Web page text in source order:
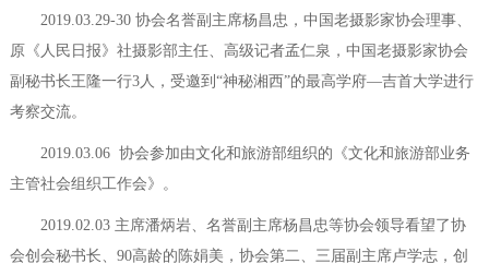
2019.03.29-30 协会名誉副主席杨昌忠，中国老摄影家协会理事、
原《人民日报》社摄影部主任、高级记者孟仁泉，中国老摄影家协会
副秘书长王隆一行3人，受邀到“神秘湘西”的最高学府—吉首大学进行
考察交流。
2019.03.06 协会参加由文化和旅游部组织的《文化和旅游部业务
主管社会组织工作会》。
2019.02.03 主席潘炳岩、名誉副主席杨昌忠等协会领导看望了协
会创会秘书长、90高龄的陈娟美，协会第二、三届副主席卢学志，创